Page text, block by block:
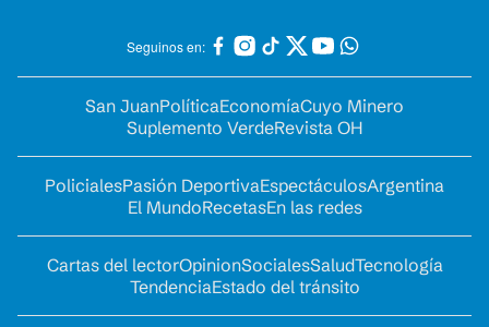
Seguinos en:
San JuanPolíticaEconomíaCuyo Minero
Suplemento VerdeRevista OH
PolicialesPasión DeportivaEspectáculosArgentina
El MundoRecetasEn las redes
Cartas del lectorOpinionSocialesSaludTecnología
TendenciaEstado del tránsito